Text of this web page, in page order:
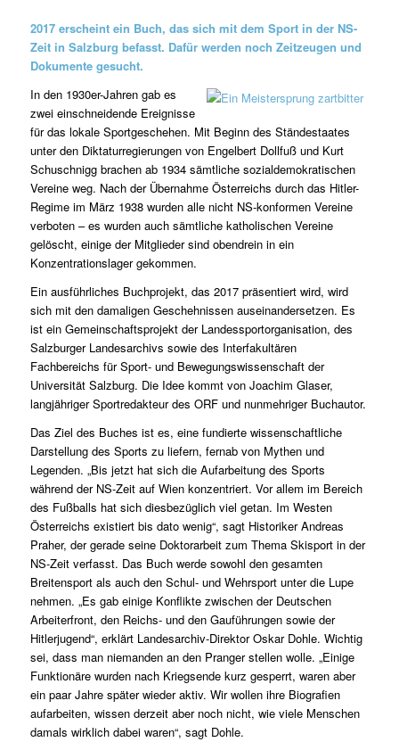
2017 erscheint ein Buch, das sich mit dem Sport in der NS-
Zeit in Salzburg befasst. Dafür werden noch Zeitzeugen und
Dokumente gesucht.
In den 1930er-Jahren gab es
zwei einschneidende Ereignisse
für das lokale Sportgeschehen. Mit Beginn des Ständestaates
unter den Diktaturregierungen von Engelbert Dollfuß und Kurt
Schuschnigg brachen ab 1934 sämtliche sozialdemokratischen
Vereine weg. Nach der Übernahme Österreichs durch das Hitler-
Regime im März 1938 wurden alle nicht NS-konformen Vereine
verboten – es wurden auch sämtliche katholischen Vereine
gelöscht, einige der Mitglieder sind obendrein in ein
Konzentrationslager gekommen.
Ein ausführliches Buchprojekt, das 2017 präsentiert wird, wird
sich mit den damaligen Geschehnissen auseinandersetzen. Es
ist ein Gemeinschaftsprojekt der Landessportorganisation, des
Salzburger Landesarchivs sowie des Interfakultären
Fachbereichs für Sport- und Bewegungswissenschaft der
Universität Salzburg. Die Idee kommt von Joachim Glaser,
langjähriger Sportredakteur des ORF und nunmehriger Buchautor.
Das Ziel des Buches ist es, eine fundierte wissenschaftliche
Darstellung des Sports zu liefern, fernab von Mythen und
Legenden. „Bis jetzt hat sich die Aufarbeitung des Sports
während der NS-Zeit auf Wien konzentriert. Vor allem im Bereich
des Fußballs hat sich diesbezüglich viel getan. Im Westen
Österreichs existiert bis dato wenig“, sagt Historiker Andreas
Praher, der gerade seine Doktorarbeit zum Thema Skisport in der
NS-Zeit verfasst. Das Buch werde sowohl den gesamten
Breitensport als auch den Schul- und Wehrsport unter die Lupe
nehmen. „Es gab einige Konflikte zwischen der Deutschen
Arbeiterfront, den Reichs- und den Gauführungen sowie der
Hitlerjugend“, erklärt Landesarchiv-Direktor Oskar Dohle. Wichtig
sei, dass man niemanden an den Pranger stellen wolle. „Einige
Funktionäre wurden nach Kriegsende kurz gesperrt, waren aber
ein paar Jahre später wieder aktiv. Wir wollen ihre Biografien
aufarbeiten, wissen derzeit aber noch nicht, wie viele Menschen
damals wirklich dabei waren“, sagt Dohle.